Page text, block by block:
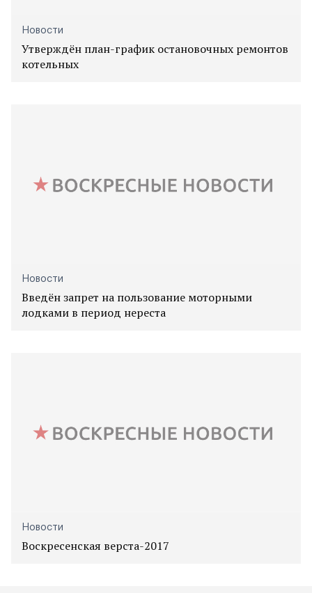
Новости
Утверждён план-график остановочных ремонтов
котельных
Новости
Введён запрет на пользование моторными
лодками в период нереста
Новости
Воскресенская верста-2017